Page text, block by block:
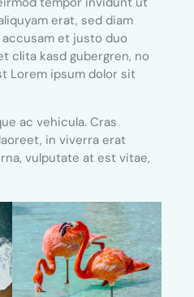
erat, sed diam
et justo duo
clita kasd gubergren, no
Lorem ipsum dolor sit
ac vehicula. Cras
in viverra erat
vulputate at est vitae,